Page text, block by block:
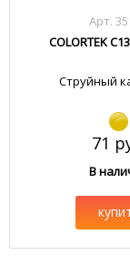
Арт.
COLORTEK
Струйный
71
В